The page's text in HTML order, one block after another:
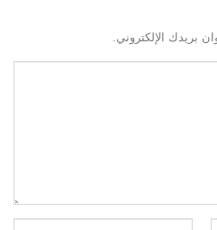
بريدك الإلكتروني.